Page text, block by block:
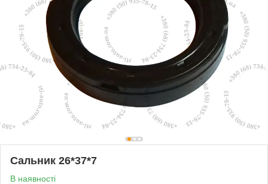
Сальник 26*37*7
В наявності